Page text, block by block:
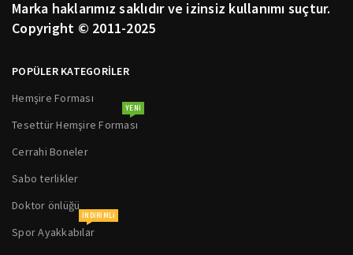
Marka haklarımız saklıdır ve izinsiz kullanımı suçtur.
Copyright © 2011-2025
POPÜLER KATEGORİLER
Hemşire Forması
Tesettür Hemşire Forması
YENI
Cerrahi Boneler
Sabo terlikler
Doktor önlüğü
Spor Ayakkabılar
INDIRIMLI